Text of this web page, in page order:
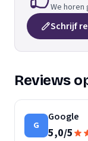
We horen
Schrijf
Reviews
G
Google
5,0/5